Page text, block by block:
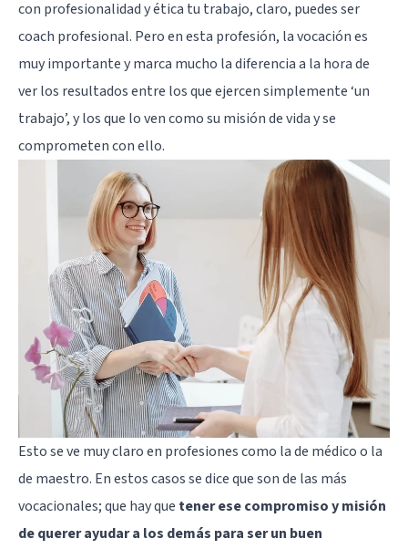
con profesionalidad y ética tu trabajo, claro, puedes ser
coach profesional. Pero en esta profesión, la vocación es
muy importante y marca mucho la diferencia a la hora de
ver los resultados entre los que ejercen simplemente ‘un
trabajo’, y los que lo ven como su misión de vida y se
comprometen con ello.
Esto se ve muy claro en profesiones como la de médico o la
de maestro. En estos casos se dice que son de las más
vocacionales; que hay que tener ese compromiso y misión
de querer ayudar a los demás para ser un buen